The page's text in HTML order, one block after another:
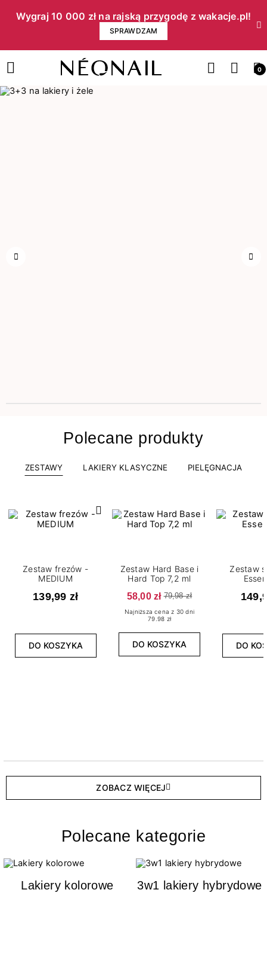
Wygraj 10 000 zł na rajską przygodę z wakacje.pl!​
SPRAWDZAM
0
Polecane produkty
ZESTAWY LAKIERY KLASYCZNE PIELĘGNACJA
Zestaw frezów -
MEDIUM
139,99 zł
DO KOSZYKA
Zestaw Hard Base i
Hard Top 7,2 ml
58,00 zł 79,98 zł
Najniższa cena z 30 dni
79.98 zł
DO KOSZYKA
Zestaw
DO
ZOBACZ WIĘCEJ
Polecane kategorie
Lakiery kolorowe 3w1 lakiery hybrydowe